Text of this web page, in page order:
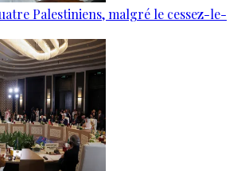
Palestiniens, malgré le cessez-le-